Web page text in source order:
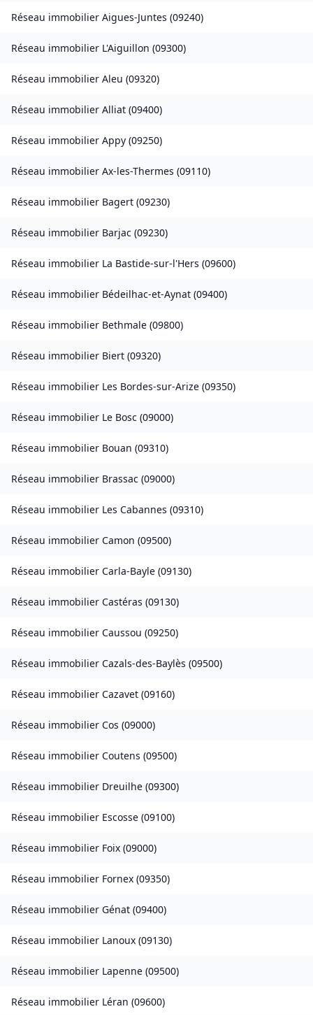
Réseau immobilier Aigues-Juntes (09240)
Réseau immobilier L'Aiguillon (09300)
Réseau immobilier Aleu (09320)
Réseau immobilier Alliat (09400)
Réseau immobilier Appy (09250)
Réseau immobilier Ax-les-Thermes (09110)
Réseau immobilier Bagert (09230)
Réseau immobilier Barjac (09230)
Réseau immobilier La Bastide-sur-l'Hers (09600)
Réseau immobilier Bédeilhac-et-Aynat (09400)
Réseau immobilier Bethmale (09800)
Réseau immobilier Biert (09320)
Réseau immobilier Les Bordes-sur-Arize (09350)
Réseau immobilier Le Bosc (09000)
Réseau immobilier Bouan (09310)
Réseau immobilier Brassac (09000)
Réseau immobilier Les Cabannes (09310)
Réseau immobilier Camon (09500)
Réseau immobilier Carla-Bayle (09130)
Réseau immobilier Castéras (09130)
Réseau immobilier Caussou (09250)
Réseau immobilier Cazals-des-Baylès (09500)
Réseau immobilier Cazavet (09160)
Réseau immobilier Cos (09000)
Réseau immobilier Coutens (09500)
Réseau immobilier Dreuilhe (09300)
Réseau immobilier Escosse (09100)
Réseau immobilier Foix (09000)
Réseau immobilier Fornex (09350)
Réseau immobilier Génat (09400)
Réseau immobilier Lanoux (09130)
Réseau immobilier Lapenne (09500)
Réseau immobilier Léran (09600)